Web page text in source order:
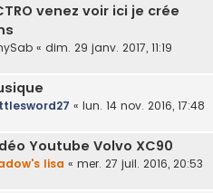
venez voir ici je crée
« dim. 29 janv. 2017, 11:19
« lun. 14 nov. 2016, 17:48
Youtube Volvo XC90
lisa « mer. 27 juil. 2016, 20:53